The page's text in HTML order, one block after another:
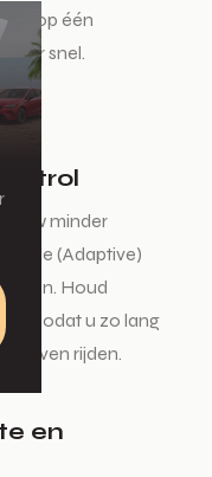
op één
snel.
uw minder
de (Adaptive)
Houd
zodat u zo lang
blijven rijden.
en